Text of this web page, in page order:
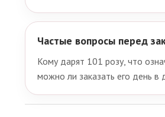
Частые вопросы перед
Кому дарят 101 розу, что
можно ли заказать его день в